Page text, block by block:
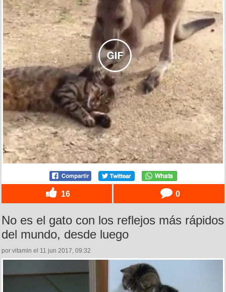
16 0
No es el gato con los reflejos más rápidos
del mundo, desde luego
por vitamin el 11 jun 2017, 09:32